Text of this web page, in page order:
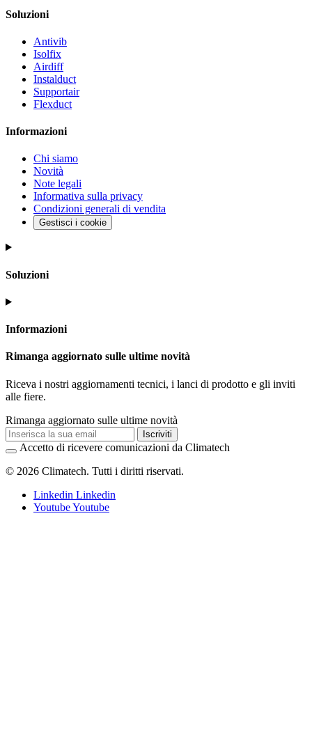
Soluzioni
Antivib
Isolfix
Airdiff
Instalduct
Supportair
Flexduct
Informazioni
Chi siamo
Novità
Note legali
Informativa sulla privacy
Condizioni generali di vendita
Gestisci i cookie
Soluzioni
Informazioni
Rimanga aggiornato sulle ultime novità
Riceva i nostri aggiornamenti tecnici, i lanci di prodotto e gli inviti
alle fiere.
Rimanga aggiornato sulle ultime novità
Iscriviti
Accetto di ricevere comunicazioni da Climatech
© 2026 Climatech. Tutti i diritti riservati.
Linkedin Linkedin
YoutubeYoutube